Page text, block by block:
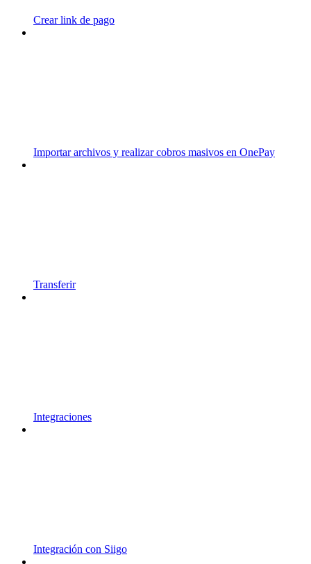
Crear link de pago
Importar archivos y realizar cobros masivos en OnePay
Transferir
Integraciones
Integración con Siigo